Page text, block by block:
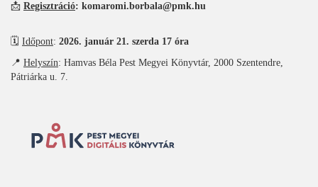
📩 Regisztráció: komaromi.borbala@pmk.hu
🗓️ Időpont: 2026. január 21. szerda 17 óra
📍 Helyszín: Hamvas Béla Pest Megyei Könyvtár, 2000 Szentendre,
Pátriárka u. 7.